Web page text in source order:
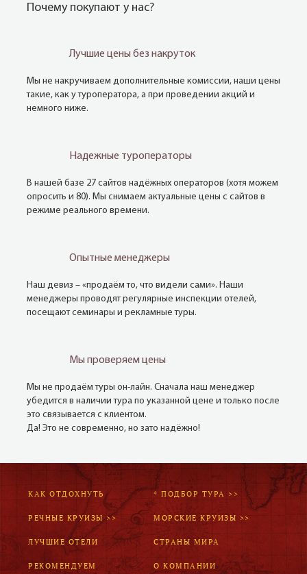
Почему покупают у нас?
Лучшие цены без накруток
Мы не накручиваем дополнительные комиссии, наши цены
такие, как у туроператора, а при проведении акций и
немного ниже.
Надежные туроператоры
В нашей базе 27 сайтов надёжных операторов (хотя можем
опросить и 80). Мы снимаем актуальные цены с сайтов в
режиме реального времени.
Опытные менеджеры
Наш девиз – «продаём то, что видели сами». Наши
менеджеры проводят регулярные инспекции отелей,
посещают семинары и рекламные туры.
Мы проверяем цены
Мы не продаём туры он-лайн. Сначала наш менеджер
убедится в наличии тура по указанной цене и только после
это связывается с клиентом.
Да! Это не современно, но зато надёжно!
КАК ОТДОХНУТЬ * ПОДБОР ТУРА >>
РЕЧНЫЕ КРУИЗЫ >> МОРСКИЕ КРУИЗЫ >>
ЛУЧШИЕ ОТЕЛИ СТРАНЫ МИРА
РЕКОМЕНДУЕМ О КОМПАНИИ